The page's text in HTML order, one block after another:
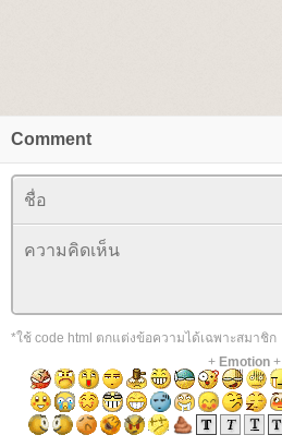
Comment
*ใช้ code html ตกแต่งข้อความได้เฉพาะสมาชิก
+ Emotion+